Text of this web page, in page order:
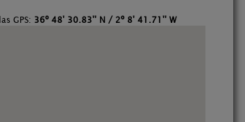
GPS: 36º 48' 30.83'' N / 2º 8' 41.71'' W